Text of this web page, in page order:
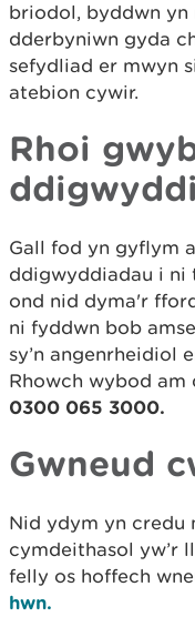
briodol, byddwn yn
dderbyniwn gyda
sefydliad er mwyn
atebion cywir.
Rhoi
Gall fod yn gyflym
ddigwyddiadau i ni
ond nid dyma'r
ni fyddwn bob
sy’n angenrheidiol
Rhowch wybod
0300 065 3000.
Gwneud
Nid ydym yn credu
cymdeithasol yw’r
felly os hoffech
hwn.